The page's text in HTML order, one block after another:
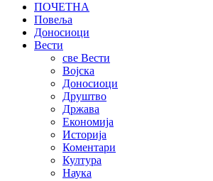
ПОЧЕТНА
Повеља
Доносиоци
Вести
све Вести
Војска
Доносиоци
Друштво
Држава
Економија
Историја
Коментари
Култура
Наука